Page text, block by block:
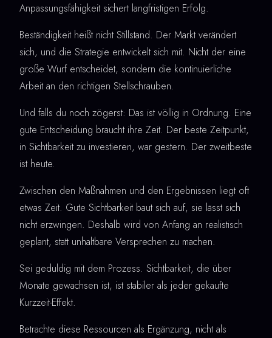
Anpassungsfähigkeit sichert langfristigen Erfolg.
Beständigkeit heißt nicht Stillstand. Der Markt verändert
sich, und die Strategie entwickelt sich mit. Nicht der eine
große Wurf entscheidet, sondern die kontinuierliche
Arbeit an den richtigen Stellschrauben.
Und falls du noch zögerst: Das ist völlig in Ordnung. Eine
gute Entscheidung braucht ihre Zeit. Der beste Zeitpunkt,
in Sichtbarkeit zu investieren, war gestern. Der zweitbeste
ist heute.
Zwischen den Maßnahmen und den Ergebnissen liegt oft
etwas Zeit. Gute Sichtbarkeit baut sich auf, sie lässt sich
nicht erzwingen. Deshalb wird von Anfang an realistisch
geplant, statt unhaltbare Versprechen zu machen.
Sei geduldig mit dem Prozess. Sichtbarkeit, die über
Monate gewachsen ist, ist stabiler als jeder gekaufte
Kurzzeit-Effekt.
Betrachte diese Ressourcen als Ergänzung, nicht als